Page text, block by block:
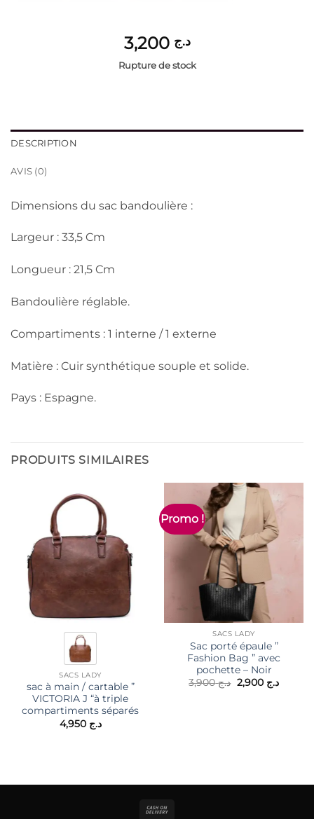
د.ج 3,200
Rupture de stock
DESCRIPTION
AVIS (0)
Dimensions du sac bandoulière :
Largeur : 33,5 Cm
Longueur : 21,5 Cm
Bandoulière réglable.
Compartiments : 1 interne / 1 externe
Matière : Cuir synthétique souple et solide.
Pays : Espagne.
PRODUITS SIMILAIRES
SACS LADY
sac à main / cartable ”
VICTORIA J “à triple
compartiments séparés
د.ج 4,950
Promo !
SACS LADY
Sac porté épaule ”
Fashion Bag ” avec
pochette – Noir
د.ج3,900
Le
prix
د.ج 2,900
Le